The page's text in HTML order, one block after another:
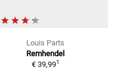
Louis Parts
Remhendel
€ 39,991